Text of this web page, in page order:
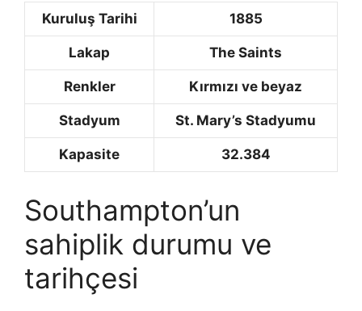
Kuruluş Tarihi 1885
Lakap The Saints
Renkler Kırmızı ve beyaz
Stadyum St. Mary’s Stadyumu
Kapasite 32.384
Southampton’un
sahiplik durumu ve
tarihçesi